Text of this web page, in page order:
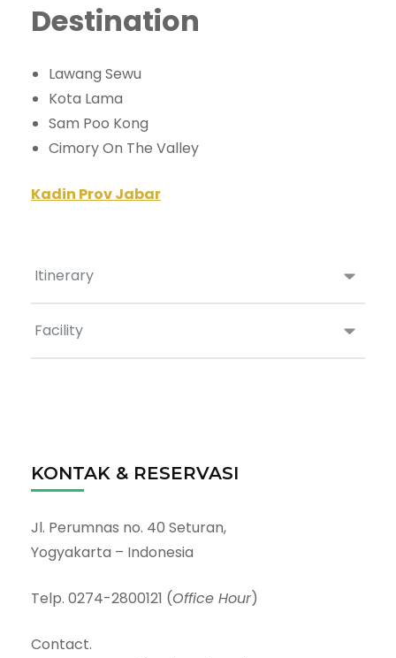
Itinerary
Facility
Destination
Lawang Sewu
Kota Lama
Sam Poo Kong
Cimory On The Valley
Kadin Prov Jabar
KONTAK & RESERVASI
Jl. Perumnas no. 40 Seturan,
Yogyakarta – Indonesia
Telp. 0274-2800121 (Office Hour)
Contact.